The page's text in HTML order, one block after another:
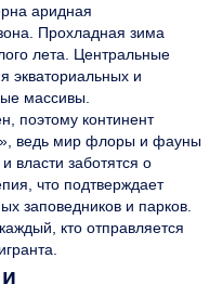
аридная
Прохладная зима
лета. Центральные
экваториальных и
массивы.
поэтому континент
ведь мир флоры и фауны
власти заботятся о
что подтверждает
заповедников и парков.
кто отправляется